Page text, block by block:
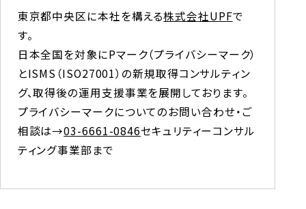
東京都中央区に本社を構える株式会社UPFで
す。
日本全国を対象にPマーク（プライバシーマーク）
とISMS（ISO27001）の新規取得コンサルティン
グ、取得後の運用支援事業を展開しております。
プライバシーマークについてのお問い合わせ・ご
相談は→03-6661-0846セキュリティーコンサル
ティング事業部まで